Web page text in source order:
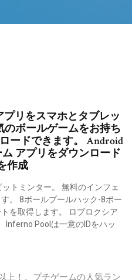
リをスマホとタブレッ
のボールゲームをお持ち
ードできます。 Android
アプリをダウンロード
作成
トミンター。 無料のインフェ
。 8ボールプールハック-8ボー
を取得します。 ロブロクシア
Inferno Poolは一意のIDをハッ
上！。プチゲームの人気ラン